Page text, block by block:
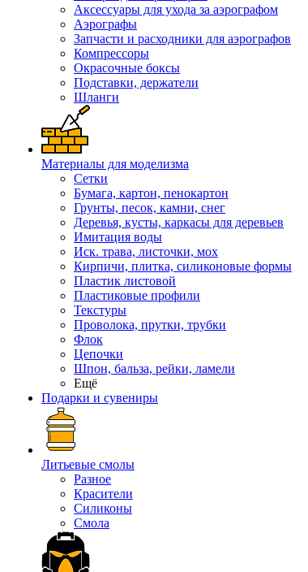
Аксессуары для ухода за аэрографом
Аэрографы
Запчасти и расходники для аэрографов
Компрессоры
Окрасочные боксы
Подставки, держатели
Шланги
Материалы для моделизма
Сетки
Бумага, картон, пенокартон
Грунты, песок, камни, снег
Деревья, кусты, каркасы для деревьев
Имитация воды
Иск. трава, листочки, мох
Кирпичи, плитка, силиконовые формы
Пластик листовой
Пластиковые профили
Текстуры
Проволока, прутки, трубки
Флок
Цепочки
Шпон, бальза, рейки, ламели
Ещё
Подарки и сувениры
Литьевые смолы
Разное
Красители
Силиконы
Смола